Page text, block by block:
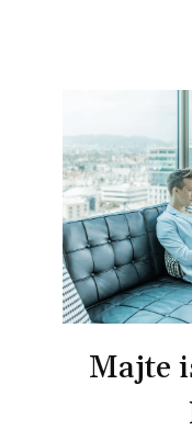
Majte